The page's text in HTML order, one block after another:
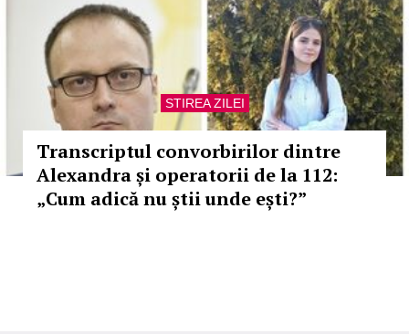
STIREA ZILEI
Transcriptul convorbirilor dintre
Alexandra și operatorii de la 112:
„Cum adică nu știi unde ești?”